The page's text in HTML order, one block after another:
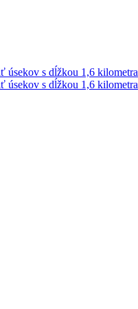
úsekov s dĺžkou 1,6 kilometra
úsekov s dĺžkou 1,6 kilometra